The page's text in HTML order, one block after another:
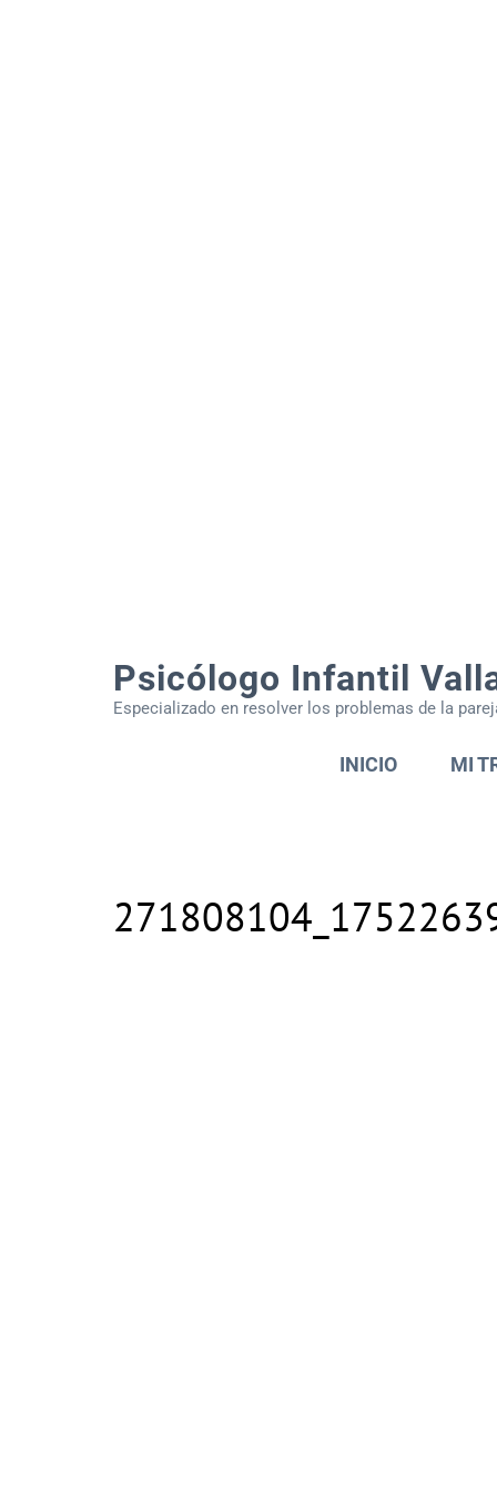
Psicólogo Infantil
Especializado en resolver los problemas de la
INICIO MI